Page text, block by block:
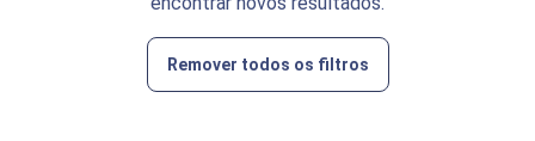
Remover todos os filtros